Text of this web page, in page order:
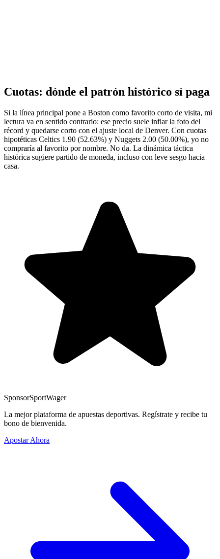
Cuotas: dónde el patrón histórico sí paga
Si la línea principal pone a Boston como favorito corto de visita, mi
lectura va en sentido contrario: ese precio suele inflar la foto del
récord y quedarse corto con el ajuste local de Denver. Con cuotas
hipotéticas Celtics 1.90 (52.63%) y Nuggets 2.00 (50.00%), yo no
compraría al favorito por nombre. No da. La dinámica táctica
histórica sugiere partido de moneda, incluso con leve sesgo hacia
casa.
SponsorSportWager
La mejor plataforma de apuestas deportivas. Regístrate y recibe tu
bono de bienvenida.
Apostar Ahora